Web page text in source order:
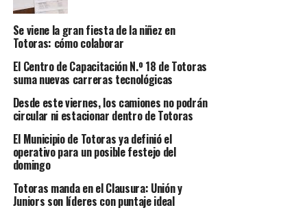
Se viene la gran fiesta de la niñez en
Totoras: cómo colaborar
El Centro de Capacitación N.º 18 de Totoras
suma nuevas carreras tecnológicas
Desde este viernes, los camiones no podrán
circular ni estacionar dentro de Totoras
El Municipio de Totoras ya definió el
operativo para un posible festejo del
domingo
Totoras manda en el Clausura: Unión y
Juniors son líderes con puntaje ideal